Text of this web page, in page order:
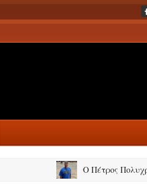
Ο Πέτρος Πολυχρονίδης